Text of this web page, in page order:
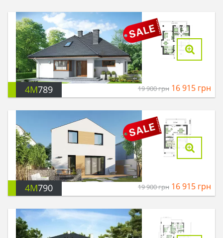
4M789 19 900грн 16 915 грн
4M790 19 900грн 16 915 грн